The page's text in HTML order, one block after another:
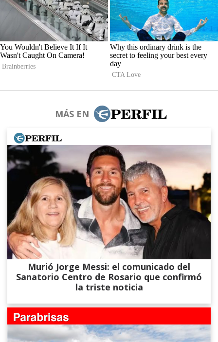
MÁS EN
Murió Jorge Messi: el comunicado del
Sanatorio Centro de Rosario que confirmó
la triste noticia